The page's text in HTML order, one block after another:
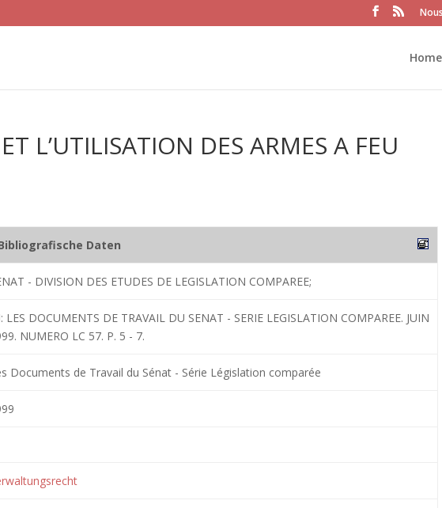
Home
L’UTILISATION DES ARMES A FEU
Daten
- DIVISION DES ETUDES DE LEGISLATION COMPAREE;
LES DOCUMENTS DE TRAVAIL DU SENAT - SERIE LEGISLATION COMPAREE. JUIN
NUMERO LC 57. P. 5 - 7.
Documents de Travail du Sénat - Série Législation comparée